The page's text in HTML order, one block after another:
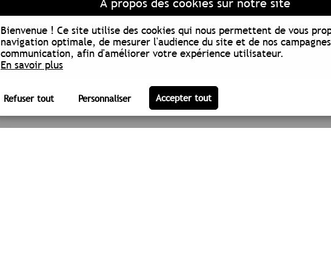
Bienvenue ! Ce site utilise des cookies qui nous permettent de vous
navigation optimale, de mesurer l'audience du site et de nos
communication, afin d'améliorer votre expérience utilisateur.
En savoir plus